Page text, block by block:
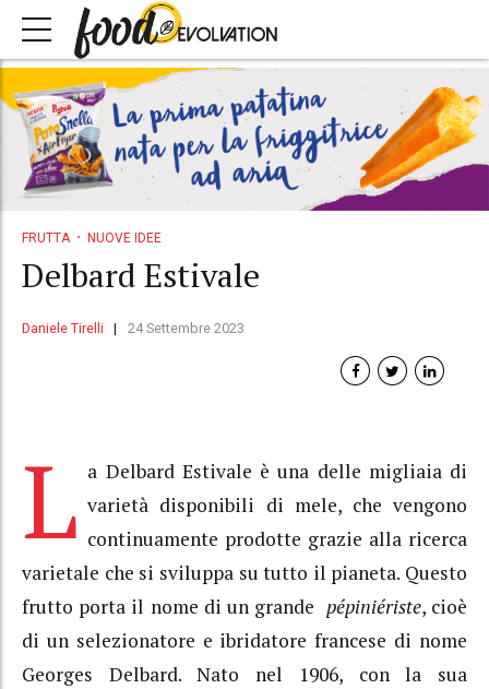
FRUTTA NUOVE IDEE
Delbard Estivale
Daniele Tirelli 24 Settembre 2023
L a Delbard Estivale è una delle migliaia di
varietà disponibili di mele, che vengono
continuamente prodotte grazie alla ricerca
varietale che si sviluppa su tutto il pianeta. Questo
frutto porta il nome di un grande pépiniériste, cioè
di un selezionatore e ibridatore francese di nome
Georges Delbard. Nato nel 1906, con la sua